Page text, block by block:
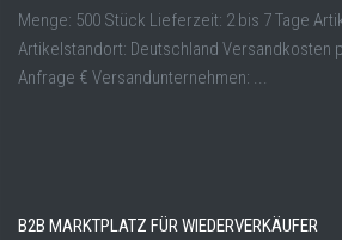
Menge: 500 Stück Lieferzeit: 2 bis 7 Tage
Artikelstandort: Deutschland Versandkosten
Anfrage € Versandunternehmen: ...
B2B MARKTPLATZ FÜR WIEDERVERKÄUFER